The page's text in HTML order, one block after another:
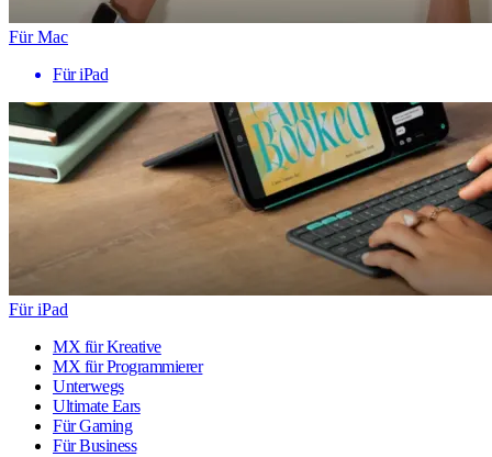
Für Mac
Für iPad
Für iPad
MX für Kreative
MX für Programmierer
Unterwegs
Ultimate Ears
Für Gaming
Für Business